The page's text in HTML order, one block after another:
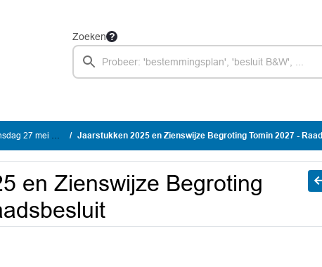
Zoeken
27 mei 2026) Jaarstukken 2025 en Zienswijze Begroting Tomin 2027 - Raadsbesluit
en Zienswijze Begroting